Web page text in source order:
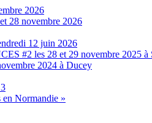
2026
28 novembre 2026
12 juin 2026
#2 les 28 et 29 novembre 2025 à
2024 à Ducey
Normandie »